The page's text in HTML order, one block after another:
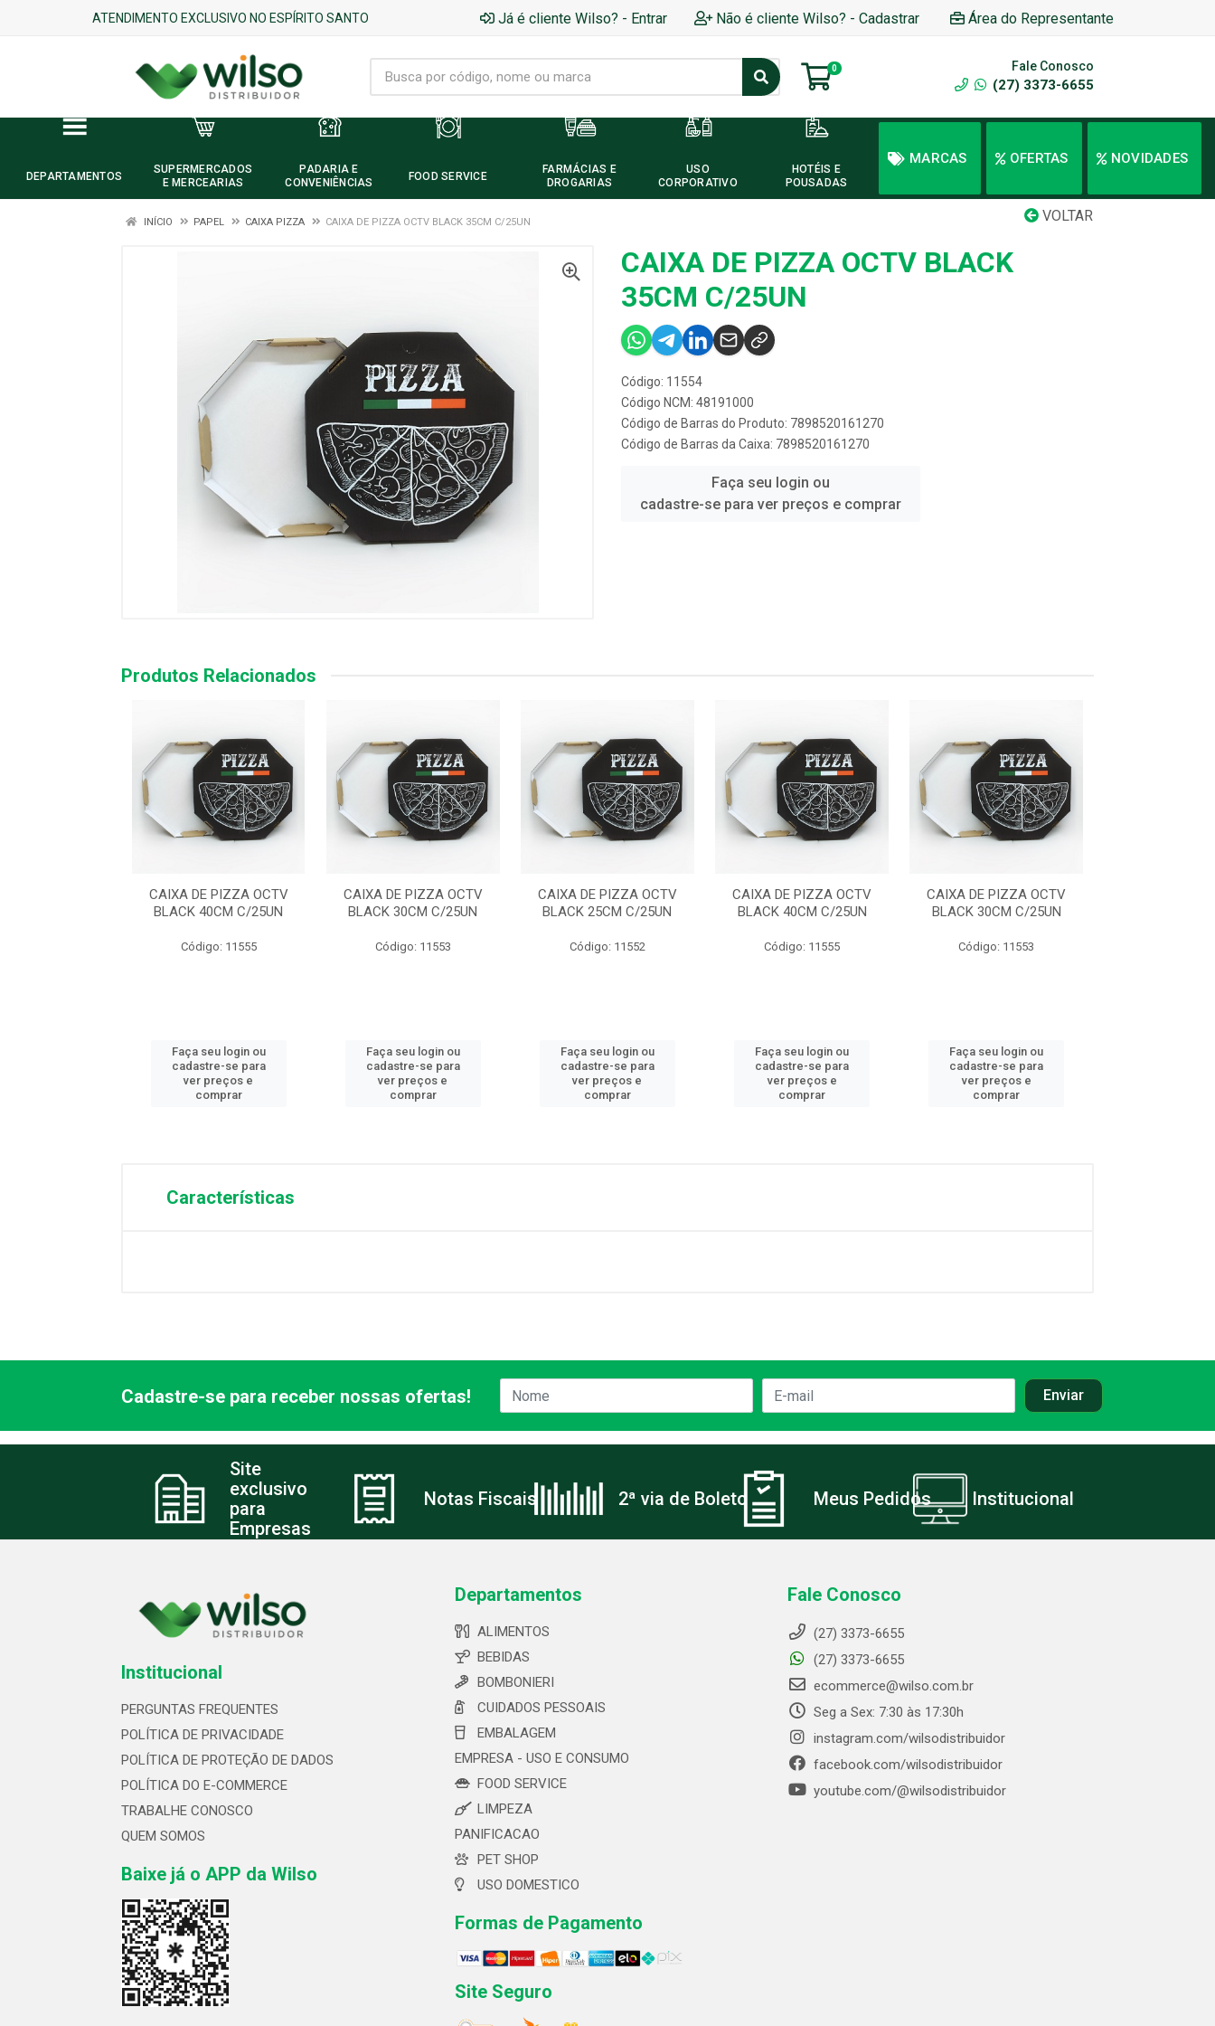
ATENDIMENTO EXCLUSIVO NO ESPÍRITO SANTO Já é cliente Wilso? - Entrar Não é cliente Wilso? - Cadastrar Área do Representante
0 Fale Conosco
(27) 3373-6655
DEPARTAMENTOS
SUPERMERCADOS
E MERCEARIAS
PADARIA E
CONVENIÊNCIAS
FOOD SERVICE
FARMÁCIAS E
DROGARIAS
USO
CORPORATIVO
HOTÉIS E
POUSADAS
MARCAS OFERTAS NOVIDADES
VOLTAR
INÍCIO PAPEL CAIXA PIZZA CAIXA DE PIZZA OCTV BLACK 35CM C/25UN
CAIXA DE PIZZA OCTV BLACK
35CM C/25UN
Código: 11554
Código NCM: 48191000
Código de Barras do Produto: 7898520161270
Código de Barras da Caixa: 7898520161270
Faça seu login ou
cadastre-se para ver preços e comprar
Produtos Relacionados
CAIXA DE PIZZA OCTV
BLACK 40CM C/25UN
Código: 11555
Faça seu login ou
cadastre-se para
ver preços e
comprar
CAIXA DE PIZZA OCTV
BLACK 30CM C/25UN
Código: 11553
Faça seu login ou
cadastre-se para
ver preços e
comprar
CAIXA DE PIZZA OCTV
BLACK 25CM C/25UN
Código: 11552
Faça seu login ou
cadastre-se para
ver preços e
comprar
CAIXA DE PIZZA OCTV
BLACK 40CM C/25UN
Código: 11555
Faça seu login ou
cadastre-se para
ver preços e
comprar
CAIXA DE PIZZA OCTV
BLACK 30CM C/25UN
Código: 11553
Faça seu login ou
cadastre-se para
ver preços e
comprar
Características
Cadastre-se para receber nossas ofertas!
Site
exclusivo
para
Empresas
Notas Fiscais 2ª via de Boleto Meus Pedidos Institucional
Institucional
PERGUNTAS FREQUENTES
POLÍTICA DE PRIVACIDADE
POLÍTICA DE PROTEÇÃO DE DADOS
POLÍTICA DO E-COMMERCE
TRABALHE CONOSCO
QUEM SOMOS
Baixe já o APP da Wilso
Departamentos
ALIMENTOS
BEBIDAS
BOMBONIERI
CUIDADOS PESSOAIS
EMBALAGEM
EMPRESA - USO E CONSUMO
FOOD SERVICE
LIMPEZA
PANIFICACAO
PET SHOP
USO DOMESTICO
Formas de Pagamento
Site Seguro
Fale Conosco
(27) 3373-6655
(27) 3373-6655
ecommerce@wilso.com.br
Seg a Sex: 7:30 às 17:30h
instagram.com/wilsodistribuidor
facebook.com/wilsodistribuidor
youtube.com/@wilsodistribuidor